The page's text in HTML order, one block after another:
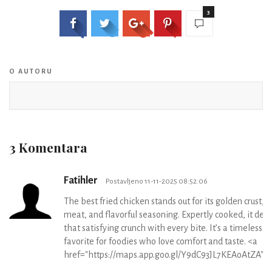
3
O AUTORU
3 Komentara
Fatihler Postavljeno 11-11-2025 08:52:06
The best fried chicken stands out for its golden crust,
meat, and flavorful seasoning. Expertly cooked, it
that satisfying crunch with every bite. It’s a timeless
favorite for foodies who love comfort and taste. <a
href="https://maps.app.goo.gl/